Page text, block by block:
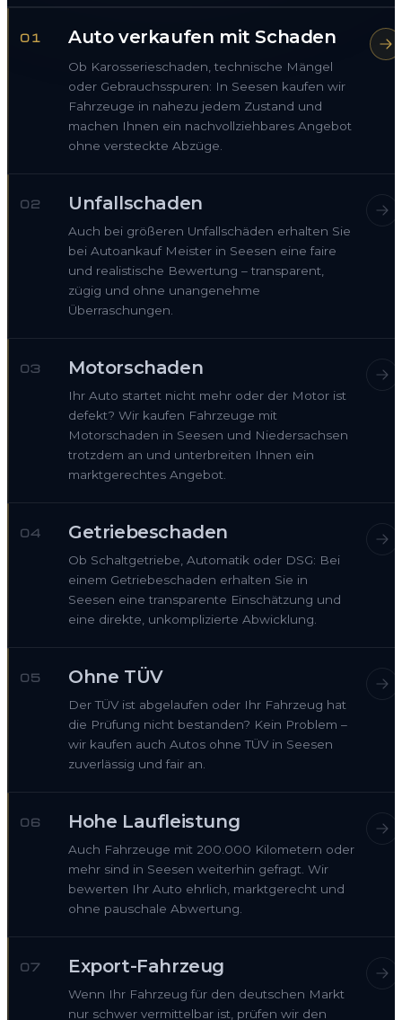
01 Auto verkaufen mit Schaden
Ob Karosserieschaden, technische Mängel
oder Gebrauchsspuren: In Seesen kaufen wir
Fahrzeuge in nahezu jedem Zustand und
machen Ihnen ein nachvollziehbares Angebot
ohne versteckte Abzüge.
02 Unfallschaden
Auch bei größeren Unfallschäden erhalten Sie
bei Autoankauf Meister in Seesen eine faire
und realistische Bewertung – transparent,
zügig und ohne unangenehme
Überraschungen.
03 Motorschaden
Ihr Auto startet nicht mehr oder der Motor ist
defekt? Wir kaufen Fahrzeuge mit
Motorschaden in Seesen und Niedersachsen
trotzdem an und unterbreiten Ihnen ein
marktgerechtes Angebot.
04 Getriebeschaden
Ob Schaltgetriebe, Automatik oder DSG: Bei
einem Getriebeschaden erhalten Sie in
Seesen eine transparente Einschätzung und
eine direkte, unkomplizierte Abwicklung.
05 Ohne TÜV
Der TÜV ist abgelaufen oder Ihr Fahrzeug hat
die Prüfung nicht bestanden? Kein Problem –
wir kaufen auch Autos ohne TÜV in Seesen
zuverlässig und fair an.
06 Hohe Laufleistung
Auch Fahrzeuge mit 200.000 Kilometern oder
mehr sind in Seesen weiterhin gefragt. Wir
bewerten Ihr Auto ehrlich, marktgerecht und
ohne pauschale Abwertung.
07 Export-Fahrzeug
Wenn Ihr Fahrzeug für den deutschen Markt
nur schwer vermittelbar ist, prüfen wir den